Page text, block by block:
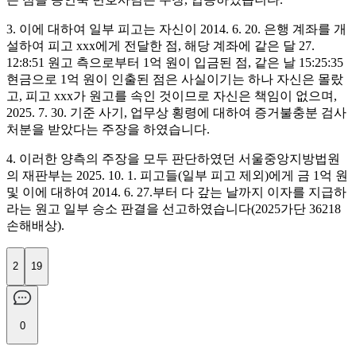
3. 이에 대하여 일부 피고는 자신이 2014. 6. 20. 은행 계좌를 개
설하여 피고 xxx에게 전달한 점, 해당 계좌에 같은 달 27.
12:8:51 원고 측으로부터 1억 원이 입금된 점, 같은 날 15:25:35
현금으로 1억 원이 인출된 점은 사실이기는 하나 자신은 몰랐
고, 피고 xxx가 원고를 속인 것이므로 자신은 책임이 없으며,
2025. 7. 30. 기준 사기, 업무상 횡령에 대하여 증거불충분 검사
처분을 받았다는 주장을 하였습니다.
4. 이러한 양측의 주장을 모두 판단하였던 서울중앙지방법원
의 재판부는 2025. 10. 1. 피고들(일부 피고 제외)에게 금 1억 원
및 이에 대하여 2014. 6. 27.부터 다 갚는 날까지 이자를 지급하
라는 원고 일부 승소 판결을 선고하였습니다(2025가단 36218
손해배상).
2 19
0